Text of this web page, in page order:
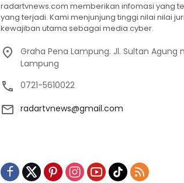
radartvnews.com memberikan infomasi yang
yang terjadi. Kami menjunjung tinggi nilai nilai
kewajiban utama sebagai media cyber.
Graha Pena Lampung. Jl. Sultan Agung
Lampung
0721-5610022
radartvnews@gmail.com